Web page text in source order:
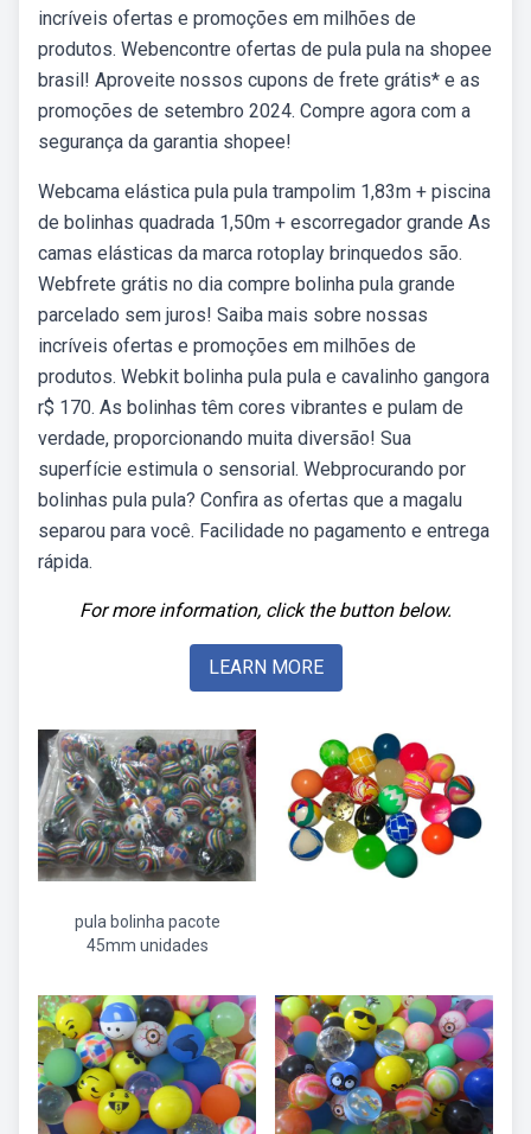
incríveis ofertas e promoções em milhões de
produtos. Webencontre ofertas de pula pula na shopee
brasil! Aproveite nossos cupons de frete grátis* e as
promoções de setembro 2024. Compre agora com a
segurança da garantia shopee!
Webcama elástica pula pula trampolim 1,83m + piscina
de bolinhas quadrada 1,50m + escorregador grande As
camas elásticas da marca rotoplay brinquedos são.
Webfrete grátis no dia compre bolinha pula grande
parcelado sem juros! Saiba mais sobre nossas
incríveis ofertas e promoções em milhões de
produtos. Webkit bolinha pula pula e cavalinho gangora
r$ 170. As bolinhas têm cores vibrantes e pulam de
verdade, proporcionando muita diversão! Sua
superfície estimula o sensorial. Webprocurando por
bolinhas pula pula? Confira as ofertas que a magalu
separou para você. Facilidade no pagamento e entrega
rápida.
For more information, click the button below.
LEARN MORE
pula bolinha pacote
45mm unidades